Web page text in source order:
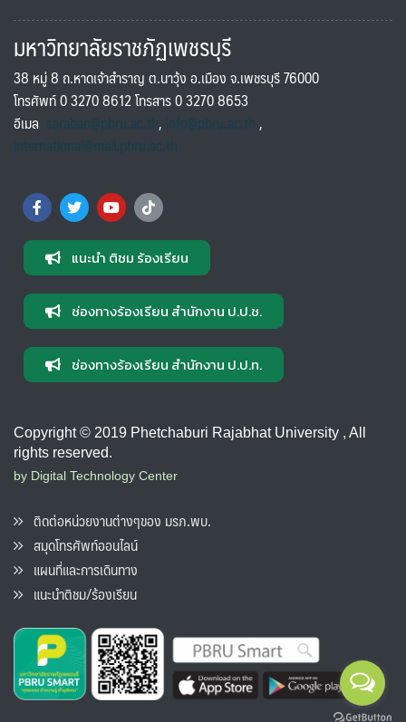
มหาวิทยาลัยราชภัฏเพชรบุรี
38 หมู่ 8 ถ.หาดเจ้าสำราญ ต.นาวุ้ง อ.เมือง จ.เพชรบุรี 76000
โทรศัพท์ 0 3270 8612 โทรสาร 0 3270 8653
อีเมล saraban@pbru.ac.th, info@pbru.ac.th,
international@mail.pbru.ac.th
แนะนำ ติชม ร้องเรียน
ช่องทางร้องเรียน สำนักงาน ป.ป.ช.
ช่องทางร้องเรียน สำนักงาน ป.ป.ท.
Copyright © 2019 Phetchaburi Rajabhat University , All
rights reserved.
by Digital Technology Center
ติดต่อหน่วยงานต่างๆของ มรภ.พบ.
สมุดโทรศัพท์ออนไลน์
แผนที่และการเดินทาง
แนะนำติชม/ร้องเรียน